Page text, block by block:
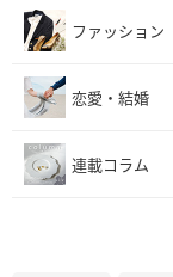
ファッション
恋愛・結婚
連載コラム